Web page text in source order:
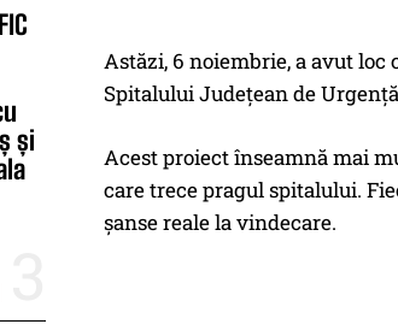
și
Astăzi, 6 noiembrie, a avut
Spitalului Județean de
Acest proiect înseamnă mai
care trece pragul spitalului.
șanse reale la vindecare.